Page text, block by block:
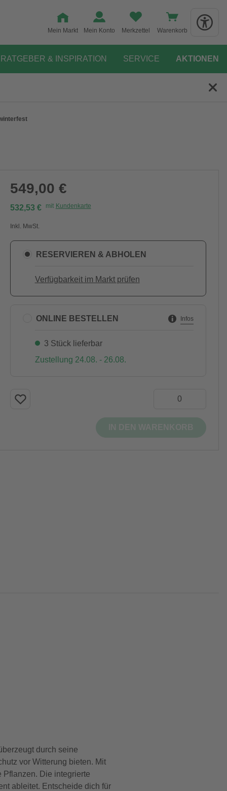
Mein Markt Mein Konto Merkzettel Warenkorb
RATGEBER & INSPIRATION SERVICE AKTIONEN
549,00 €
532,53 € mit Kundenkarte
Inkl. MwSt.
RESERVIEREN & ABHOLEN
Verfügbarkeit im Markt prüfen
ONLINE BESTELLEN Infos
3 Stück lieferbar
Zustellung 24.08. - 26.08.
durch seine
vor Witterung bieten. Mit
Pflanzen. Die integrierte
ableitet. Entscheide dich für